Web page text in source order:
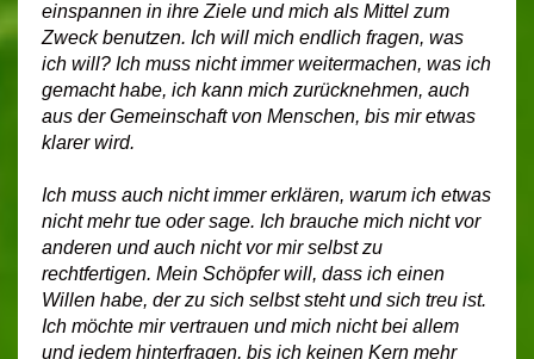
einspannen in ihre Ziele und mich als Mittel zum
Zweck benutzen. Ich will mich endlich fragen, was
ich will? Ich muss nicht immer weitermachen, was ich
gemacht habe, ich kann mich zurücknehmen, auch
aus der Gemeinschaft von Menschen, bis mir etwas
klarer wird.
Ich muss auch nicht immer erklären, warum ich etwas
nicht mehr tue oder sage. Ich brauche mich nicht vor
anderen und auch nicht vor mir selbst zu
rechtfertigen. Mein Schöpfer will, dass ich einen
Willen habe, der zu sich selbst steht und sich treu ist.
Ich möchte mir vertrauen und mich nicht bei allem
und jedem hinterfragen, bis ich keinen Kern mehr